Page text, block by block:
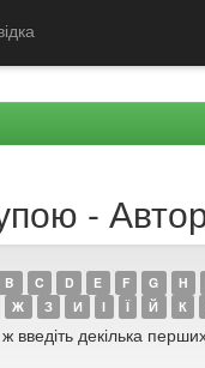
-
B C D E F G H
Ж З И І Ї Й К
введіть декілька